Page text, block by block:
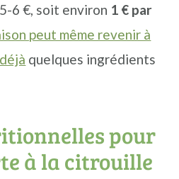
5-6 €, soit environ 1 € par
peut même revenir à
quelques ingrédients
pour
à la citrouille